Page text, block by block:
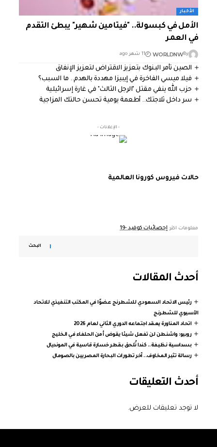
الأخبار
الأمل في كبسولة.. "فيتامين شهير" يبطئ التقدم
في العمر
By
WORLDNW 11 شهر ago
الصين تأمر البنوك بتعزيز الاقتراض لتعزيز الإنفاق
فيلا ميسي الفاخرة في إيبيزا مهددة بالهدم.. ما السبب؟
حزب الله ينفي مقتل "الرجل الثالث" في غارة إسرائيلية
سر داخل ثلاجتك.. أطعمة يومية تحسن حالتك المزاجية
- الإعلانات -
حالات فيروس كورونا العالمية
معلومات اكثر: إحصائيات كوفيد -19
البحث
أحدث المقالات
رئيس الاتحاد السعودي للشطرنج عضوًا في المكتب التنفيذي للاتحاد
الآسيوي للشطرنج
اتحاد المناورة يعقد اجتماعه الدوري الثاني لعام 2026
روبيو: واشنطن لن تفعل شيئا يقوض أمن الحلفاء في الخليج
بسداسية نظيفة.. كندا تُلحق بقطر خسارة قاسية في المونديال
رسالة تثير المخاوف.. آخر تطورات البحارة المصريين بالصومال
أحدث التعليقات
لا توجد تعليقات للعرض.